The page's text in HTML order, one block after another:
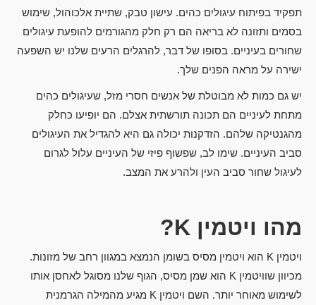
תפקיד בפיתוח עיגולים כהים. עישון טבק, שתיית אלכוהול, שימוש
בסמים ותזונה לא בריאה הם רק חלק מהגורמים להופעת עיגולים
שחורים בעיניים. בסופו של דבר, להרגלים הרעים שלנו יש השפעה
ישירה על מראה הפנים שלך.
יש גם כמות לא מבוטלת של אנשים חסרי מזל, שעיגולים כהים
מתחת לעיניים הם תכונה תורשתית אצלם. הם יופיעו כחלק
מהגנטיקה שלהם. הזדקנות יכולה גם היא להגדיל את העיגולים
סביב העיניים. שימו לב, שפשוף פיזי של העיניים עלול לגרום
לעיגול שחור סביב העין ולהרע את המצב.
מהו ויטמין K
?
ויטמין K הוא ויטמין מסיס בשומן הנמצא במגוון רחב של מזונות.
מכיוון שוויטמין K הוא שמן מסיס, הגוף שלנו מסוגל לאחסן אותו
לשימוש מאוחר יותר. השם ויטמין K מגיע מהמילה הגרמנית